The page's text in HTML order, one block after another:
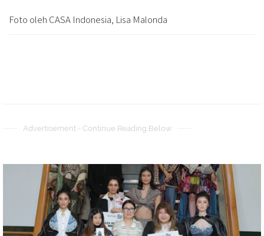
Foto oleh CASA Indonesia, Lisa Malonda
Advertisement - Continue Reading Below